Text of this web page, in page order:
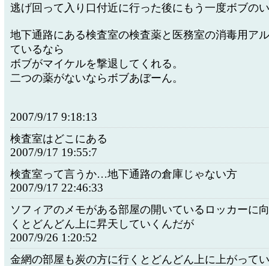
逃げ回って入り口付近に行った後にもう一度ボブの
地下通路にある検査室の検査薬と医務室の消毒用ア
ているなら
ボブがマイケルを撃退してくれる。
二つの薬がないならボブあぼーん。
2007/9/17 9:18:13
検査室はどこにある
2007/9/17 19:55:7
検査室って言うか…地下通路の倉庫じゃない方
2007/9/17 22:46:33
ソフィアのメモがある部屋の開いているロッカーに
くとどんどん上に昇天していくんだが
2007/9/26 1:20:52
金網の部屋も炭の方に行くとどんどん上に上がって